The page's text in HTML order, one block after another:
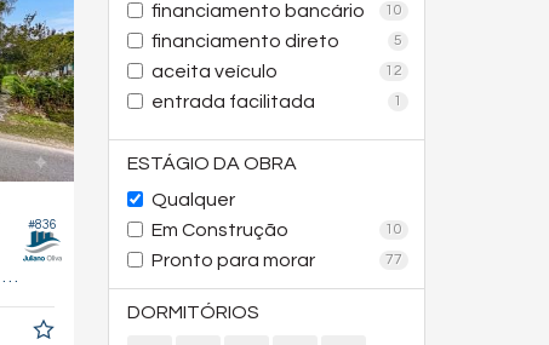
financiamento bancário 10
financiamento direto 5
aceita veículo 12
entrada facilitada 1
ESTÁGIO DA OBRA
Qualquer
Em Construção
10
Pronto para morar 77
DORMITÓRIOS
#836